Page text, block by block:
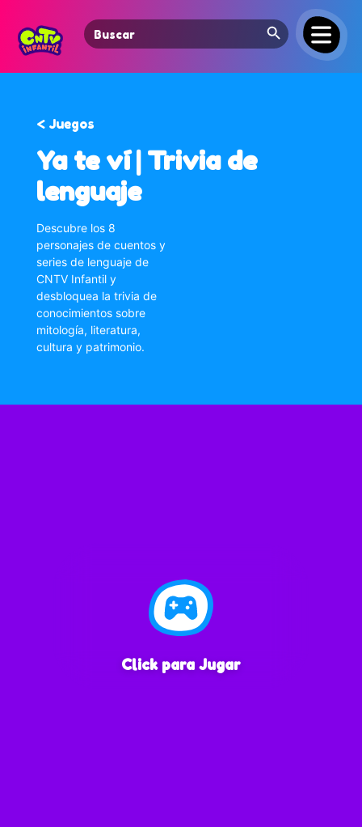
Search
for:
Search Button
< Juegos
Ya te ví | Trivia de
lenguaje
Descubre los 8
personajes de cuentos y
series de lenguaje de
CNTV Infantil y
desbloquea la trivia de
conocimientos sobre
mitología, literatura,
cultura y patrimonio.
Click para Jugar